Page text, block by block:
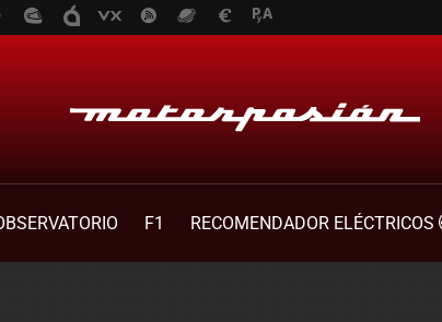
F1 RECOMENDADOR ELÉCTRICOS